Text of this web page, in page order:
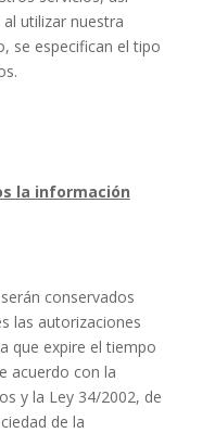
utilizar nuestra
se especifican el tipo
la información
conservados
las autorizaciones
que expire el tiempo
acuerdo con la
y la Ley 34/2002, de
de la